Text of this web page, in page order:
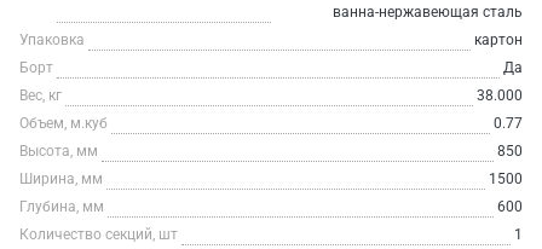
ванна-нержавеющая сталь
Упаковка
картон
Борт
Да
Вес, кг
38.000
Объем, м.куб
0.77
Высота, мм
850
Ширина, мм
1500
Глубина, мм
600
Количество секций, шт
1